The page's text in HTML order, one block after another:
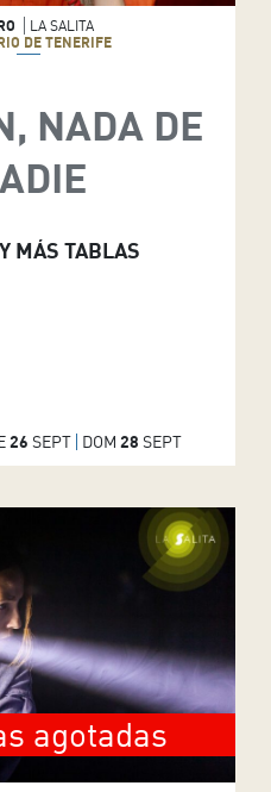
LA SALITA
DE TENERIFE
NADA DE
MÁS TABLAS
26 SEPT DOM 28 SEPT
agotadas